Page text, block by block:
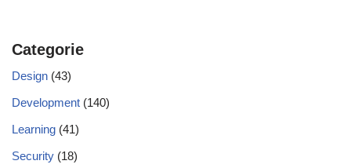
Categorie
Design (43)
Development (140)
Learning (41)
Security (18)